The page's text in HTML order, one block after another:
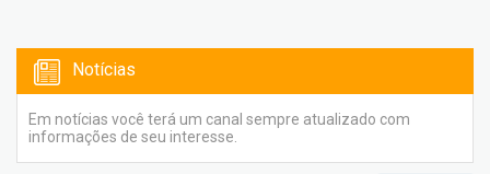
Notícias
Em notícias você terá um canal sempre atualizado com
informações de seu interesse.